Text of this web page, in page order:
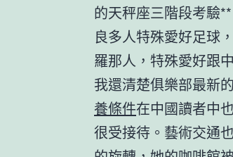
的天秤座三階段考驗
良多人特殊愛好足球
羅那人，特殊愛好跟
我還清楚俱樂部最新
養條件在中國讀者中
很受接待。藝術交通